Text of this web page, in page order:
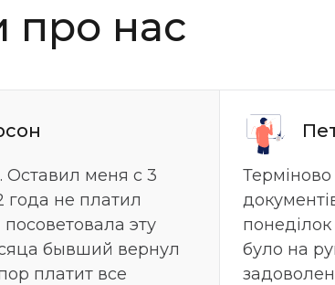
про нас
Оставил меня с 3
не платил
эту
бывший вернул
платит все
було на